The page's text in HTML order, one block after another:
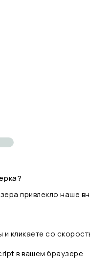
привлекло наше
и кликаете со
в вашем браузере